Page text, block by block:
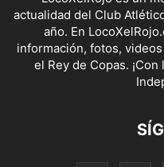
actualidad del Club
año. En
información, fotos,
el Rey de Copas.